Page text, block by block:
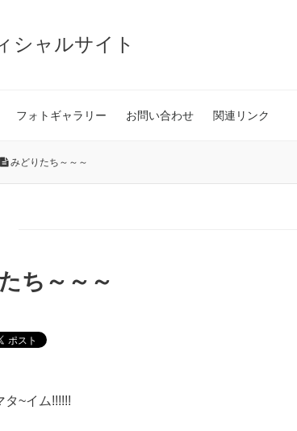
シャルサイト
フォトギャラリー お問い合わせ 関連リンク
みどりたち～～～
ち～～～
~イム!!!!!!